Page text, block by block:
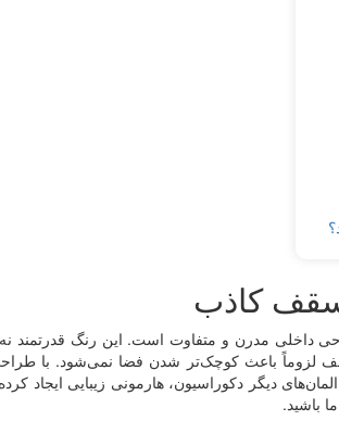
کاذب
مدرن و متفاوت است. این رنگ قدرتمند نه
لزوماً باعث کوچک‌تر شدن فضا نمی‌شود. با
دیگر دکوراسیون، هارمونی زیبایی ایجاد
باشید.